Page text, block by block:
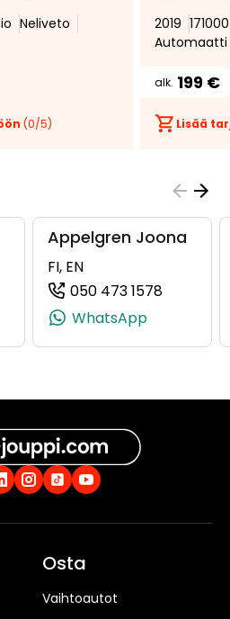
Neliveto
(0/5)
2019
Automaatti
alk. 199 €
Lisää
0504670459,
Appelgren Joona
FI, EN
050 473 1578
WhatsApp
Osta
Vaihtoautot